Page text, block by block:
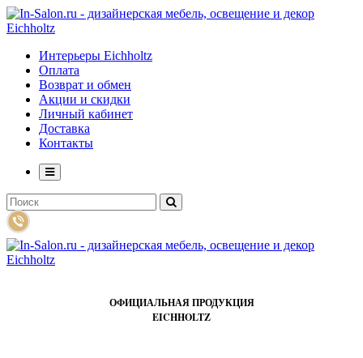
Интерьеры Eichholtz
Оплата
Возврат и обмен
Акции и скидки
Личный кабинет
Доставка
Контакты
ОФИЦИАЛЬНАЯ ПРОДУКЦИЯ
EICHHOLTZ